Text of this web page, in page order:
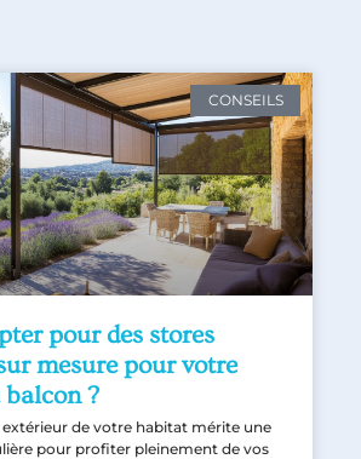
CONSEILS
pour des stores
mesure pour votre
balcon ?
extérieur de votre habitat mérite une
pour profiter pleinement de vos